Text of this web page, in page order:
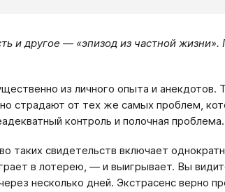
и другое — «эпизод из частной
из личного опыта и анекдотов.
страдают от тех же самых проблем,
контроль и полочная проблема.
таких свидетельств включает
в лотерею, — и выигрывает. Вы
несколько дней. Экстрасенс верно